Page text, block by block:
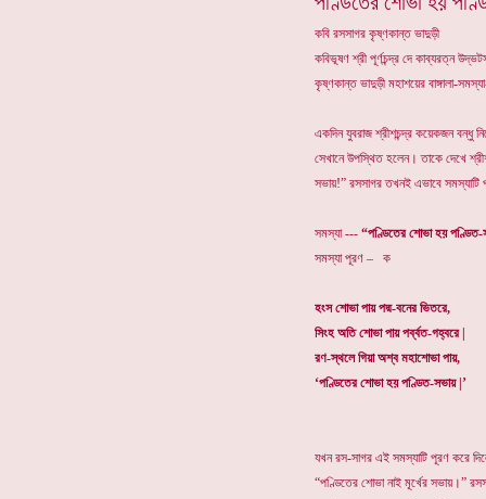
কবি রসসাগর কৃষ্ণকান্ত ভাদুড়ী
কবিভূষণ শ্রী পূর্ণচন্দ্র দে কাব্যরত্ন
কৃষ্ণকান্ত ভাদুড়ী মহাশয়ের বাঙ্গালা-
একদিন যুবরাজ শ্রীশচন্দ্র কয়েকজন বন্ধু
সেখানে উপস্থিত হলেন। তাকে দেখে
সভায়!” রসসাগর তখনই এভাবে সমস্যাটি
সমস্যা --- “পণ্ডিতের শোভা হয়
সমস্যা পূরণ – ক
হংস শোভা পায় পদ্ম-বনের ভিতরে,
সিংহ অতি শোভা পায় পর্ব্বত-গহ্বরে |
রণ-স্থলে গিয়া অশ্ব মহাশোভা পায়,
‘পণ্ডিতের শোভা হয় পণ্ডিত-সভায় |’
যখন রস-সাগর এই সমস্যাটি পূরণ করে
“পণ্ডিতের শোভা নাই মূর্খের সভায়।”